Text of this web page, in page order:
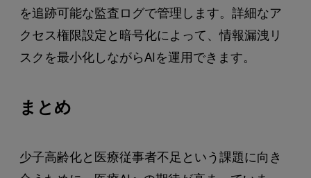
を追跡可能な監査ログで管理します。詳細なア
クセス権限設定と暗号化によって、情報漏洩リ
スクを最小化しながらAIを運用できます。
まとめ
少子高齢化と医療従事者不足という課題に向き